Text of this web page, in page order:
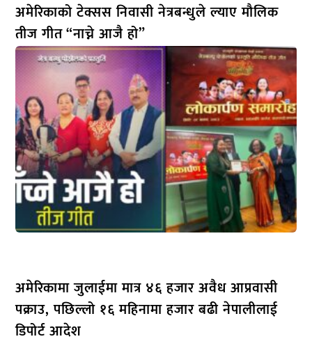
अमेरिकाको टेक्सस निवासी नेत्रबन्धुले ल्याए मौलिक
तीज गीत “नाच्ने आजै हो”
अमेरिकामा जुलाईमा मात्र ४६ हजार अवैध आप्रवासी
पक्राउ, पछिल्लो १६ महिनामा हजार बढी नेपालीलाई
डिपोर्ट आदेश